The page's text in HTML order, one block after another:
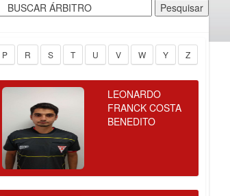
P R S T U V W Y Z
LEONARDO
FRANCK COSTA
BENEDITO